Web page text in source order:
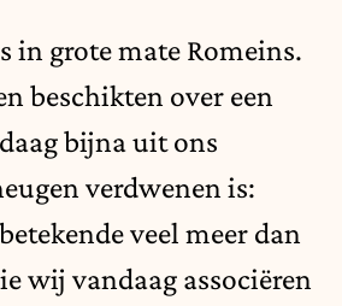
in grote mate Romeins.
beschikten over een
bijna uit ons
verdwenen is:
veel meer dan
wij vandaag associëren